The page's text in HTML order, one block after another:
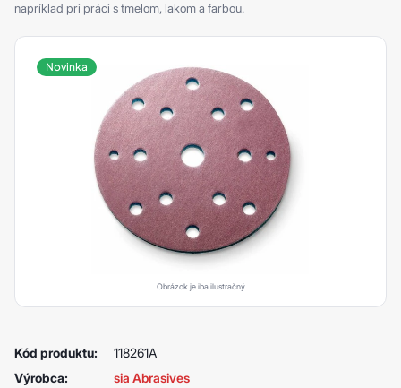
napríklad pri práci s tmelom, lakom a farbou.
Novinka
Obrázok je iba ilustračný
Kód produktu:
118261A
Výrobca:
sia Abrasives